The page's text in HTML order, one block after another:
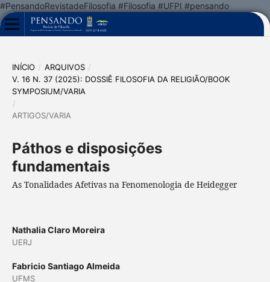
#PensandoRevistadeFilosofia #Filosofia #UFPI #pensando
INÍCIO / ARQUIVOS /
V. 16 N. 37 (2025): DOSSIÊ FILOSOFIA DA RELIGIÃO/BOOK
SYMPOSIUM/VARIA
/
ARTIGOS/VARIA
Páthos e disposições
fundamentais
As Tonalidades Afetivas na Fenomenologia de Heidegger
Nathalia Claro Moreira
UERJ
Fabricio Santiago Almeida
UFMS